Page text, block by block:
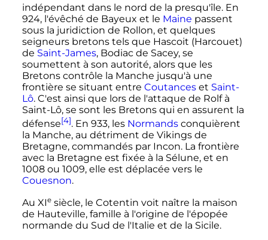
indépendant dans le nord de la presqu'île. En
924, l'évêché de Bayeux et le Maine passent
sous la juridiction de Rollon, et quelques
seigneurs bretons tels que Hascoit (Harcouet)
de Saint-James, Bodiac de Sacey, se
soumettent à son autorité, alors que les
Bretons contrôle la Manche jusqu'à une
frontière se situant entre Coutanceset Saint-
Lô. C'est ainsi que lors de l'attaque de Rolf à
Saint-Lô, se sont les Bretons qui en assurent la
défense[4]. En 933, les Normandsconquièrent
la Manche, au détriment de Vikings de
Bretagne, commandés par Incon. La frontière
avec la Bretagne est fixée à la Sélune, et en
1008 ou 1009, elle est déplacée vers le
Couesnon.
Au XIe siècle, le Cotentin voit naître la maison
de Hauteville, famille à l'origine de l'épopée
normande du Sud de l'Italie et de la Sicile.